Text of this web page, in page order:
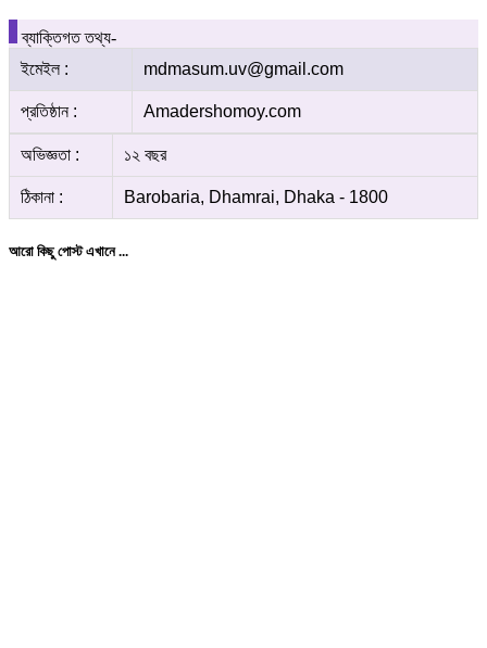
ব্যাক্তিগত তথ্য-
ইমেইল :
mdmasum.uv@gmail.com
প্রতিষ্ঠান : Amadershomoy.com
অভিজ্ঞতা : ১২ বছর
ঠিকানা : Barobaria, Dhamrai, Dhaka - 1800
আরো কিছু পোস্ট এখানে ...